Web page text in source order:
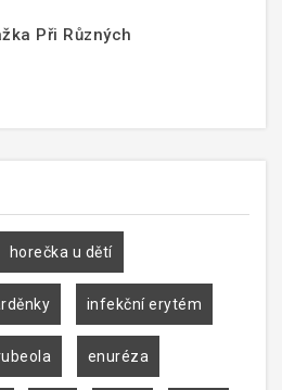
Při Různých
horečka u dětí
infekční erytém
enuréza